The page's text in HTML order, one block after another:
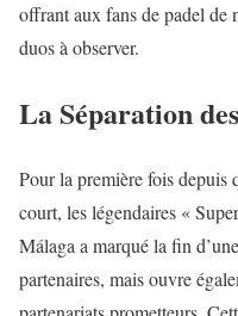
offrant aux fans de padel de
duos à observer.
La Séparation
Pour la première fois depuis
court, les légendaires «
Málaga a marqué la fin
partenaires, mais ouvre